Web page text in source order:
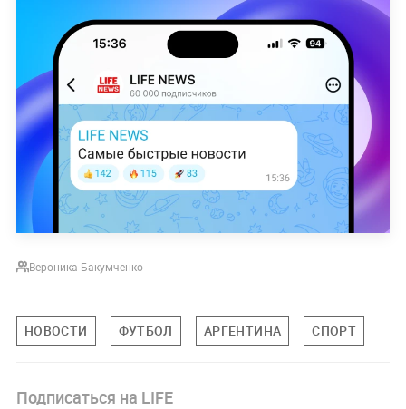
Вероника Бакумченко
НОВОСТИ ФУТБОЛ АРГЕНТИНА СПОРТ
Подписаться на LIFE